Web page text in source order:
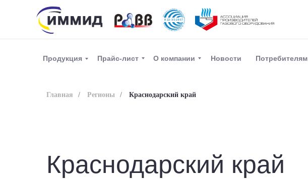
Продукция Прайс-лист О компании Новости Потребителям
Главная / Регионы / Краснодарский край
Краснодарский край